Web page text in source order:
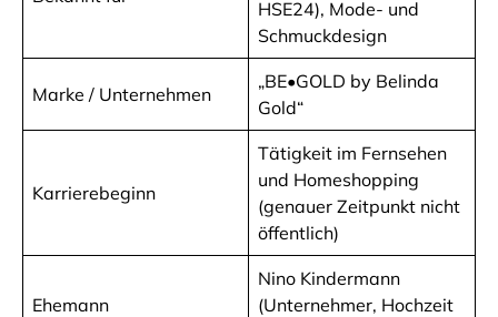
HSE24), Mode- und
Schmuckdesign
Marke / Unternehmen
„BE•GOLD by Belinda
Gold“
Karrierebeginn
Tätigkeit im Fernsehen
und Homeshopping
(genauer Zeitpunkt nicht
öffentlich)
Ehemann
Nino Kindermann
(Unternehmer, Hochzeit